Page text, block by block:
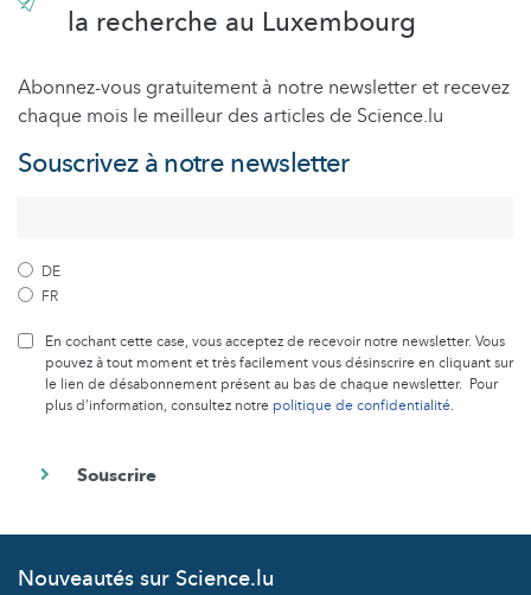
la recherche au Luxembourg
Abonnez-vous gratuitement à notre newsletter et recevez
chaque mois le meilleur des articles de Science.lu
Souscrivez à notre newsletter
DE
FR
En cochant cette case, vous acceptez de recevoir notre newsletter. Vous
pouvez à tout moment et très facilement vous désinscrire en cliquant sur
le lien de désabonnement présent au bas de chaque newsletter. Pour
plus d’information, consultez notre politique de confidentialité.
Nouveautés sur Science.lu